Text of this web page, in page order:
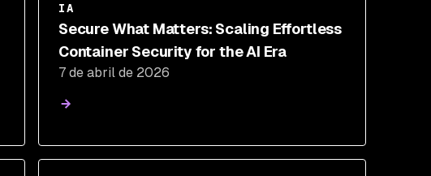
IA
Secure What Matters: Scaling Effortless
Container Security for the AI Era
7 de abril de 2026